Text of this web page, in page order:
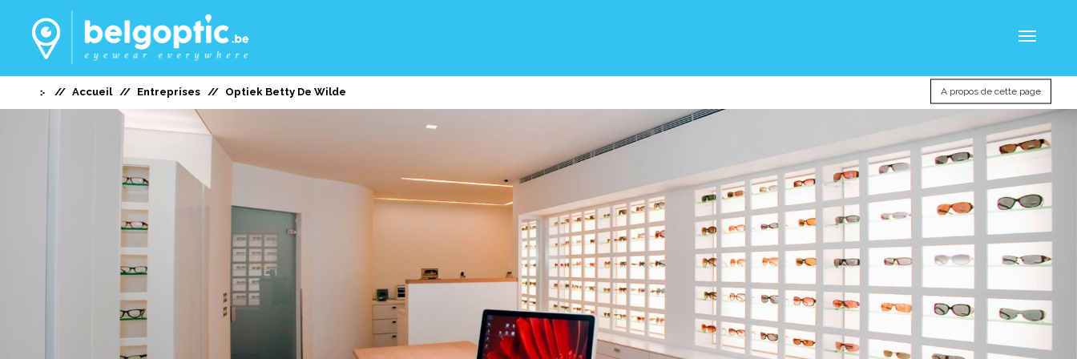
Toggle
Accueil Entreprises Optiek Betty De Wilde A propos de cette page